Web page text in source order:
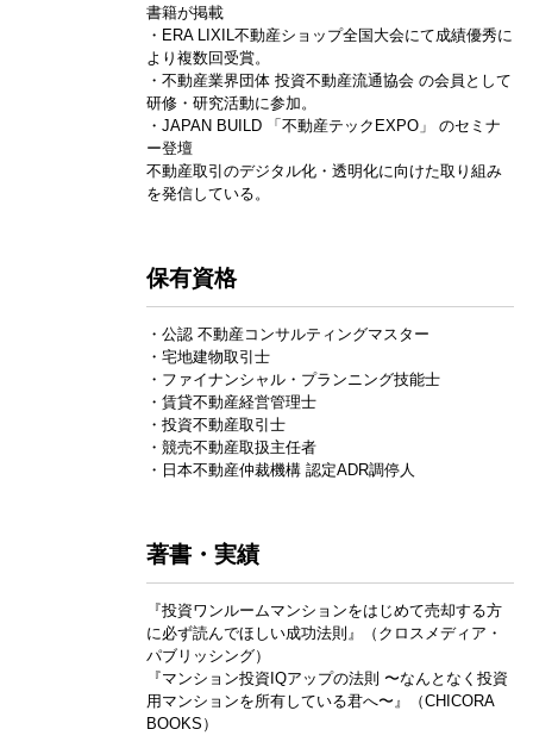
書籍が掲載
・ERA LIXIL不動産ショップ全国大会にて成績優秀に
より複数回受賞。
・不動産業界団体 投資不動産流通協会 の会員として
研修・研究活動に参加。
・JAPAN BUILD 「不動産テックEXPO」 のセミナ
ー登壇
不動産取引のデジタル化・透明化に向けた取り組み
を発信している。
保有資格
・公認 不動産コンサルティングマスター
・宅地建物取引士
・ファイナンシャル・プランニング技能士
・賃貸不動産経営管理士
・投資不動産取引士
・競売不動産取扱主任者
・日本不動産仲裁機構 認定ADR調停人
著書・実績
『投資ワンルームマンションをはじめて売却する方
に必ず読んでほしい成功法則』（クロスメディア・
パブリッシング）
『マンション投資IQアップの法則 〜なんとなく投資
用マンションを所有している君へ〜』（CHICORA
BOOKS）